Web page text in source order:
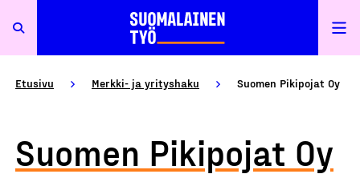
Etusivu Merkki- ja yrityshaku Suomen Pikipojat Oy
Suomen Pikipojat Oy